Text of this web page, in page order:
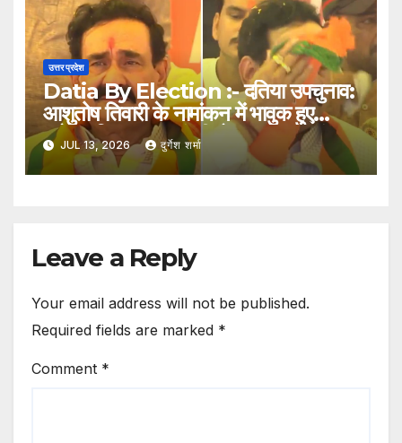
उत्तर प्रदेश
Datia By Election :- दतिया उपचुनाव:
आशुतोष तिवारी के नामांकन में भावुक हुए
नरोत्तम मिश्रा, मुख्यमंत्री मोहन यादव ने संभाला
JUL 13, 2026 दुर्गेश शर्मा
Leave a Reply
Your email address will not be published.
Required fields are marked *
Comment *